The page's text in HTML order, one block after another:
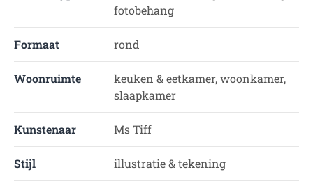
fotobehang
Formaat rond
Woonruimte
keuken & eetkamer, woonkamer,
slaapkamer
Kunstenaar Ms Tiff
Stijl illustratie & tekening